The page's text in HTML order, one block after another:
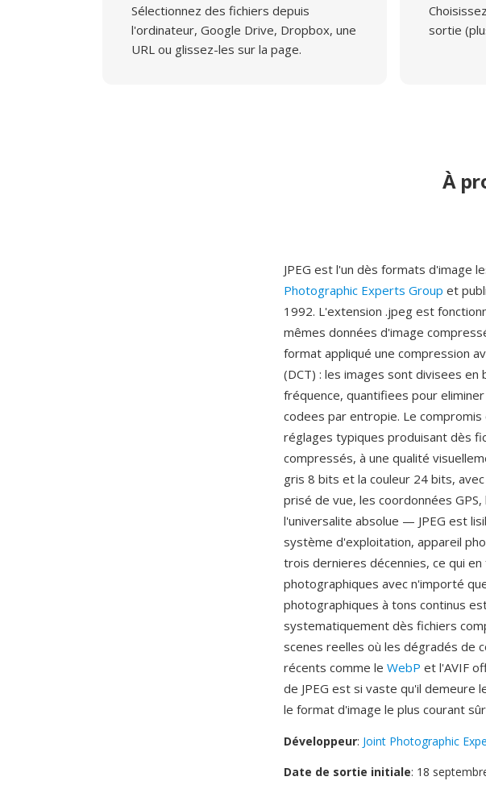
Sélectionnez des fichiers depuis
l'ordinateur, Google Drive, Dropbox, une
URL ou glissez-les sur la page.
sortie
À
JPEG est l'un dès formats d'image
Photographic Experts Group et
1992. L'extension .jpeg est
mêmes données d'image
format appliqué une compression
(DCT) : les images sont divisees
fréquence, quantifiees pour
codees par entropie. Le
réglages typiques produisant dès
compressés, à une qualité
gris 8 bits et la couleur 24 bits,
prisé de vue, les coordonnées
l'universalite absolue — JPEG est
système d'exploitation, appareil
trois dernieres décennies, ce qui
photographiques avec n'importé
photographiques à tons continus
systematiquement dès fichiers
scenes reelles où les dégradés de
récents comme le WebP et l'AVIF
de JPEG est si vaste qu'il
le format d'image le plus courant
Développeur: Joint Photographic
Date de sortie initiale: 18